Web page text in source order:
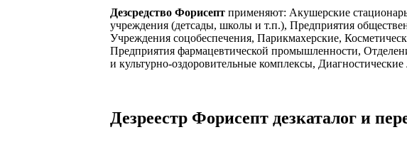
Дезсредство Форисепт применяют: Акушерские
учреждения (детсады, школы и т.п.), Предприятия
Учреждения соцобеспечения, Парикмахерские,
Предприятия фармацевтической промышленности,
и культурно-оздоровительные комплексы,
Дезреестр Форисепт дезкаталог и